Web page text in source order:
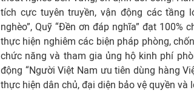
tích cực tuyên truyền, vận động các tầng
nghèo”, Quỹ “Đền ơn đáp nghĩa” đạt
thực hiện nghiêm các biện pháp phòng,
chức năng và tham gia ủng hộ kinh phí
động “Người Việt Nam ưu tiên dùng hàng
thực hiện dân chủ, đại diện bảo vệ quyền